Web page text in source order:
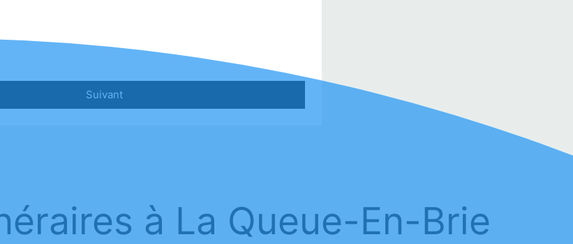
Suivant
à La Queue-En-Brie